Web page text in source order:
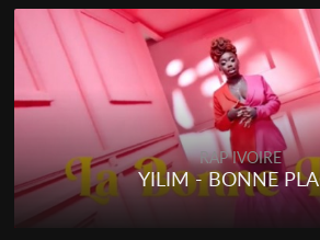
RAP IVOIRE
YILIM - BONNE